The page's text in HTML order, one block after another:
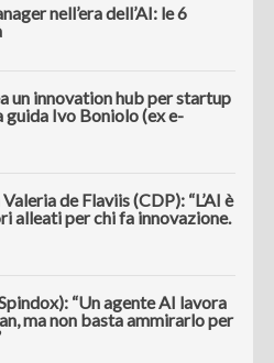
nell’era dell’AI: le 6
un innovation hub per startup
guida Ivo Boniolo (ex e-
de Flaviis (CDP): “L’AI è
alleati per chi fa innovazione.
“Un agente AI lavora
ma non basta ammirarlo per